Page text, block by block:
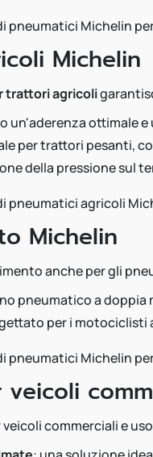
pneumatici Michelin
Michelin
trattori agricoli
un'aderenza ottimale
per trattori pesanti,
della pressione sul
pneumatici agricoli
Michelin
anche per gli
pneumatico a doppia
per i motociclisti
pneumatici Michelin
veicoli
commerciali e